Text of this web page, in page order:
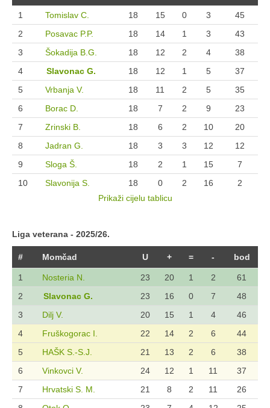
1 Tomislav C. 18 15 0 3
45
2
Posavac P.P. 18 14 1 3
43
3
Šokadija B.G. 18 12 2 4
38
4
Slavonac G. 18 12 1 5
37
5
Vrbanja V. 18 11 2 5
35
6
Borac D. 18 7 2 9
23
7
Zrinski B. 18 6 2 10
20
8
Jadran G. 18 3 3 12
12
9
Sloga Š. 18 2 1 15
7
10
Slavonija S. 18 0 2 16
2
Prikaži cijelu tablicu
Liga veterana - 2025/26.
# Momčad U + = - bod
1 Nosteria N. 23 20 1 2
61
2
Slavonac G. 23 16 0 7
48
3
Dilj V. 20 15 1 4
46
4
Fruškogorac I. 22 14 2 6
44
5
HAŠK S.-S.J. 21 13 2 6
38
6
Vinkovci V. 24 12 1 11
37
7
Hrvatski S. M. 21 8 2 11
26